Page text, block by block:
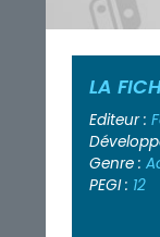
LA
Editeur :
Genre :
PEGI : 12